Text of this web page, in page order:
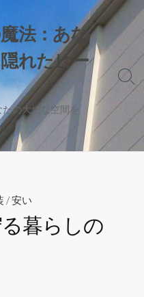
法：あな
れたヒー
の大切な空間を
検
索
り
え
/安い
暮らしの